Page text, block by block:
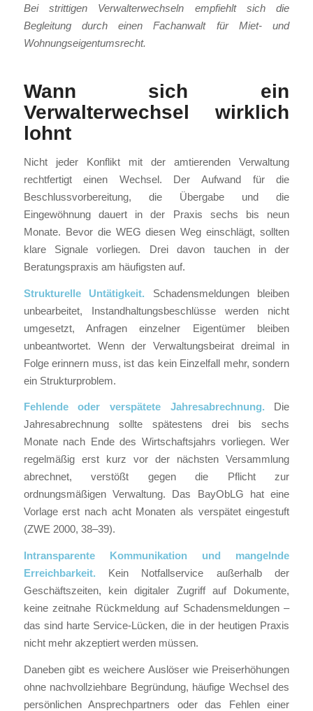
Bei strittigen Verwalterwechseln empfiehlt sich die
Begleitung durch einen Fachanwalt für Miet- und
Wohnungseigentumsrecht.
Wann sich ein
Verwalterwechsel wirklich
lohnt
Nicht jeder Konflikt mit der amtierenden Verwaltung
rechtfertigt einen Wechsel. Der Aufwand für die
Beschlussvorbereitung, die Übergabe und die
Eingewöhnung dauert in der Praxis sechs bis neun
Monate. Bevor die WEG diesen Weg einschlägt, sollten
klare Signale vorliegen. Drei davon tauchen in der
Beratungspraxis am häufigsten auf.
Strukturelle Untätigkeit. Schadensmeldungen bleiben
unbearbeitet, Instandhaltungsbeschlüsse werden nicht
umgesetzt, Anfragen einzelner Eigentümer bleiben
unbeantwortet. Wenn der Verwaltungsbeirat dreimal in
Folge erinnern muss, ist das kein Einzelfall mehr, sondern
ein Strukturproblem.
Fehlende oder verspätete Jahresabrechnung. Die
Jahresabrechnung sollte spätestens drei bis sechs
Monate nach Ende des Wirtschaftsjahrs vorliegen. Wer
regelmäßig erst kurz vor der nächsten Versammlung
abrechnet, verstößt gegen die Pflicht zur
ordnungsmäßigen Verwaltung. Das BayObLG hat eine
Vorlage erst nach acht Monaten als verspätet eingestuft
(ZWE 2000, 38–39).
Intransparente Kommunikation und mangelnde
Erreichbarkeit. Kein Notfallservice außerhalb der
Geschäftszeiten, kein digitaler Zugriff auf Dokumente,
keine zeitnahe Rückmeldung auf Schadensmeldungen –
das sind harte Service-Lücken, die in der heutigen Praxis
nicht mehr akzeptiert werden müssen.
Daneben gibt es weichere Auslöser wie Preiserhöhungen
ohne nachvollziehbare Begründung, häufige Wechsel des
persönlichen Ansprechpartners oder das Fehlen einer